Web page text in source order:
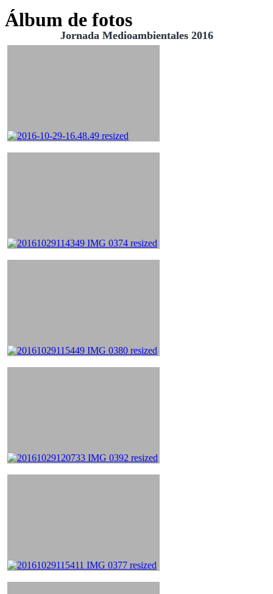
Álbum de fotos
Jornada Medioambientales 2016